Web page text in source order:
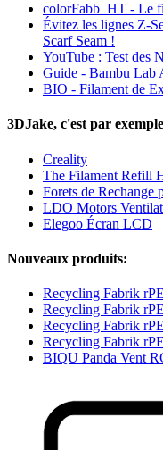
colorFabb_HT - Le
Évitez les lignes Z-
Scarf Seam !
YouTube : Test des
Guide - Bambu Lab
BIO - Filament de
3DJake, c'est par
Creality
The Filament Refill
Forets de Rechange
LDO Motors
Elegoo Écran LCD
Nouveaux produits:
Recycling Fabrik
Recycling Fabrik
Recycling Fabrik
Recycling Fabrik
BIQU Panda Vent